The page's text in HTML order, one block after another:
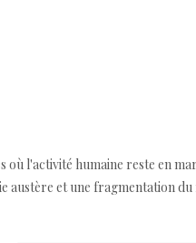
où l'activité humaine reste en
et une fragmentation